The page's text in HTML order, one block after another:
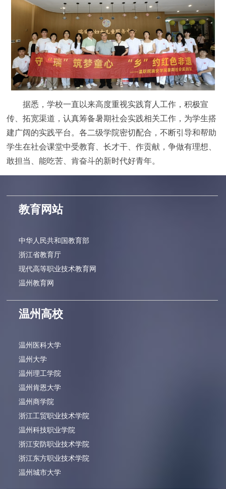
据悉，学校一直以来高度重视实践育人工作，积极宣
传、拓宽渠道，认真筹备暑期社会实践相关工作，为学生搭
建广阔的实践平台。各二级学院密切配合，不断引导和帮助
学生在社会课堂中受教育、长才干、作贡献，争做有理想、
敢担当、能吃苦、肯奋斗的新时代好青年。
教育网站
中华人民共和国教育部
浙江省教育厅
现代高等职业技术教育网
温州教育网
温州高校
温州医科大学
温州大学
温州理工学院
温州肯恩大学
温州商学院
浙江工贸职业技术学院
温州科技职业学院
浙江安防职业技术学院
浙江东方职业技术学院
温州城市大学